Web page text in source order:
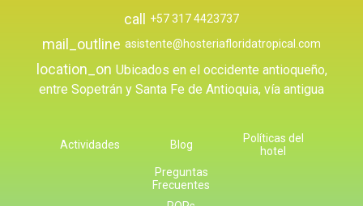
call
+57 317 4423737
mail_outline asistente@hosteriafloridatropical.com
location_on Ubicados en el occidente antioqueño,
entre Sopetrán y Santa Fe de Antioquia, vía antigua
Actividades Blog
Políticas del
hotel
Preguntas
Frecuentes